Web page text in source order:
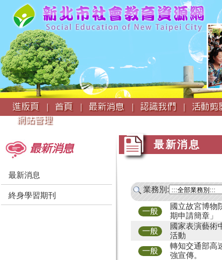
:::
進版頁 |
首頁 | 最新消息 | 認識我們 |
活動
網站管理
最新消息
最新消息
終身學習期刊
最新消息
業務別:
一般
國立故宮博物
期申請簡章」
一般
國家表演藝術
活動
一般
轉知交通部高
強宣傳。